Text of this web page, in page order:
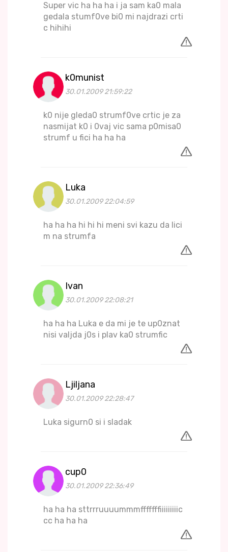
Super vic ha ha ha i ja sam ka0 mala
gedala stumf0ve bi0 mi najdrazi crti
c hihihi
k0munist
30.01.2009 21:59:22
k0 nije gleda0 strumf0ve crtic je za
nasmijat k0 i 0vaj vic sama p0misa0
strumf u fici ha ha ha
Luka
30.01.2009 22:04:59
ha ha ha hi hi hi meni svi kazu da lici
m na strumfa
Ivan
30.01.2009 22:08:21
ha ha ha Luka e da mi je te up0znat
nisi valjda j0s i plav ka0 strumfic
Ljiljana
30.01.2009 22:28:47
Luka sigurn0 si i sladak
cup0
30.01.2009 22:36:49
ha ha ha sttrrruuuummmfffffffiiiiiiiiic
cc ha ha ha